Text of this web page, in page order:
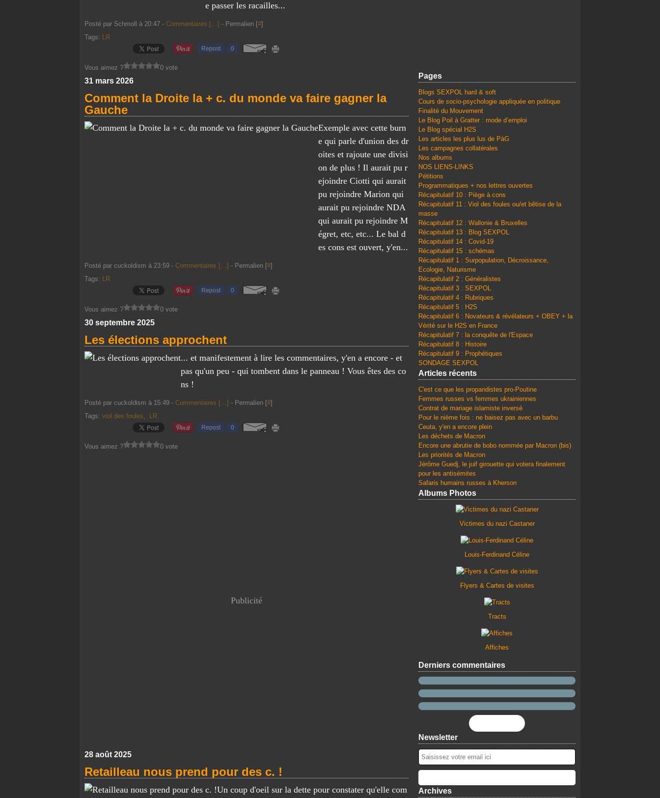
e passer les racailles...
Posté par Schmoll à 20:47 - Commentaires […] - Permalien [#]
Tags: LR
Repost 0
Vous aimez ? 0 vote
31 mars 2026
Comment la Droite la + c. du monde va faire gagner la
Gauche
Exemple avec cette burn
e qui parle d'union des dr
oites et rajoute une divisi
on de plus ! Il aurait pu r
ejoindre Ciotti qui aurait
pu rejoindre Marion qui
aurait pu rejoindre NDA
qui aurait pu rejoindre M
égret, etc, etc... Le bal d
es cons est ouvert, y'en...
Posté par cuckoldism à 23:59 - Commentaires […] - Permalien [#]
Tags: LR
Repost 0
Vous aimez ? 0 vote
30 septembre 2025
Les élections approchent
... et manifestement à lire les commentaires, y'en a encore - et
pas qu'un peu - qui tombent dans le panneau ! Vous êtes des co
ns !
Posté par cuckoldism à 15:49 - Commentaires […] - Permalien [#]
Tags: viol des foules, LR
Repost 0
Vous aimez ? 0 vote
Publicité
28 août 2025
Retailleau nous prend pour des c. !
Un coup d'oeil sur la dette pour constater qu'elle com
Pages
Blogs SEXPOL hard & soft
Cours de socio-psychologie appliquée en politique
Finalité du Mouvement
Le Blog Poil à Gratter : mode d’emploi
Le Blog spécial H2S
Les articles les plus lus de PàG
Les campagnes collatérales
Nos albums
NOS LIENS-LINKS
Pétitions
Programmatiques + nos lettres ouvertes
Récapitulatif 10 : Piège à cons
Récapitulatif 11 : Viol des foules ou/et bêtise de la
masse
Récapitulatif 12 : Wallonie & Bruxelles
Récapitulatif 13 : Blog SEXPOL
Récapitulatif 14 : Covid-19
Récapitulatif 15 : schémas
Récapitulatif 1 : Surpopulation, Décroissance,
Ecologie, Naturisme
Récapitulatif 2 : Généralistes
Récapitulatif 3 : SEXPOL
Récapitulatif 4 : Rubriques
Récapitulatif 5 : H2S
Récapitulatif 6 : Novateurs & révélateurs + OBEY + la
Vérité sur le H2S en France
Récapitulatif 7 : la conquête de l'Espace
Récapitulatif 8 : Histoire
Récapitulatif 9 : Prophétiques
SONDAGE SEXPOL
Articles récents
C'est ce que les propandistes pro-Poutine
Femmes russes vs femmes ukrainiennes
Contrat de mariage islamiste inversé
Pour le nième fois : ne baisez pas avec un barbu
Ceuta, y'en a encore plein
Les déchets de Macron
Encore une abrutie de bobo nommée par Macron (bis)
Les priorités de Macron
Jérôme Guedj, le juif girouette qui votera finalement
pour les antisémites
Safaris humains russes à Kherson
Albums Photos
Victimes du nazi Castaner
Louis-Ferdinand Céline
Flyers & Cartes de visites
Tracts
Affiches
Derniers commentaires
Newsletter
Archives